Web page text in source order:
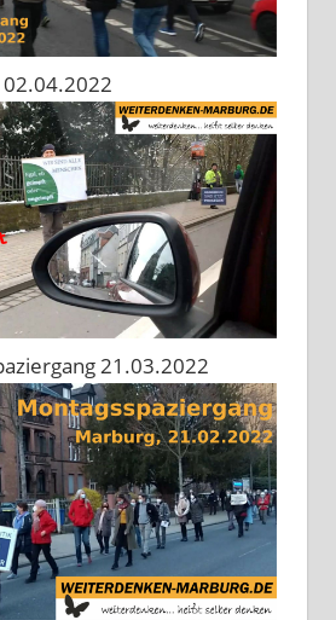
21.03.2022